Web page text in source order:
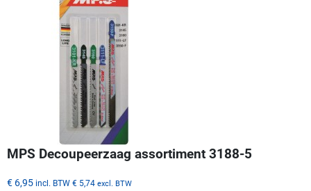
MPS Decoupeerzaag assortiment 3188-5
€ 6,95 incl. BTW € 5,74 excl. BTW